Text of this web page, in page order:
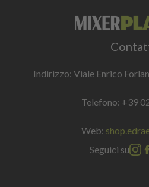
Indirizzo: Viale Enrico
Telefono: +39
Web:
Seguici su